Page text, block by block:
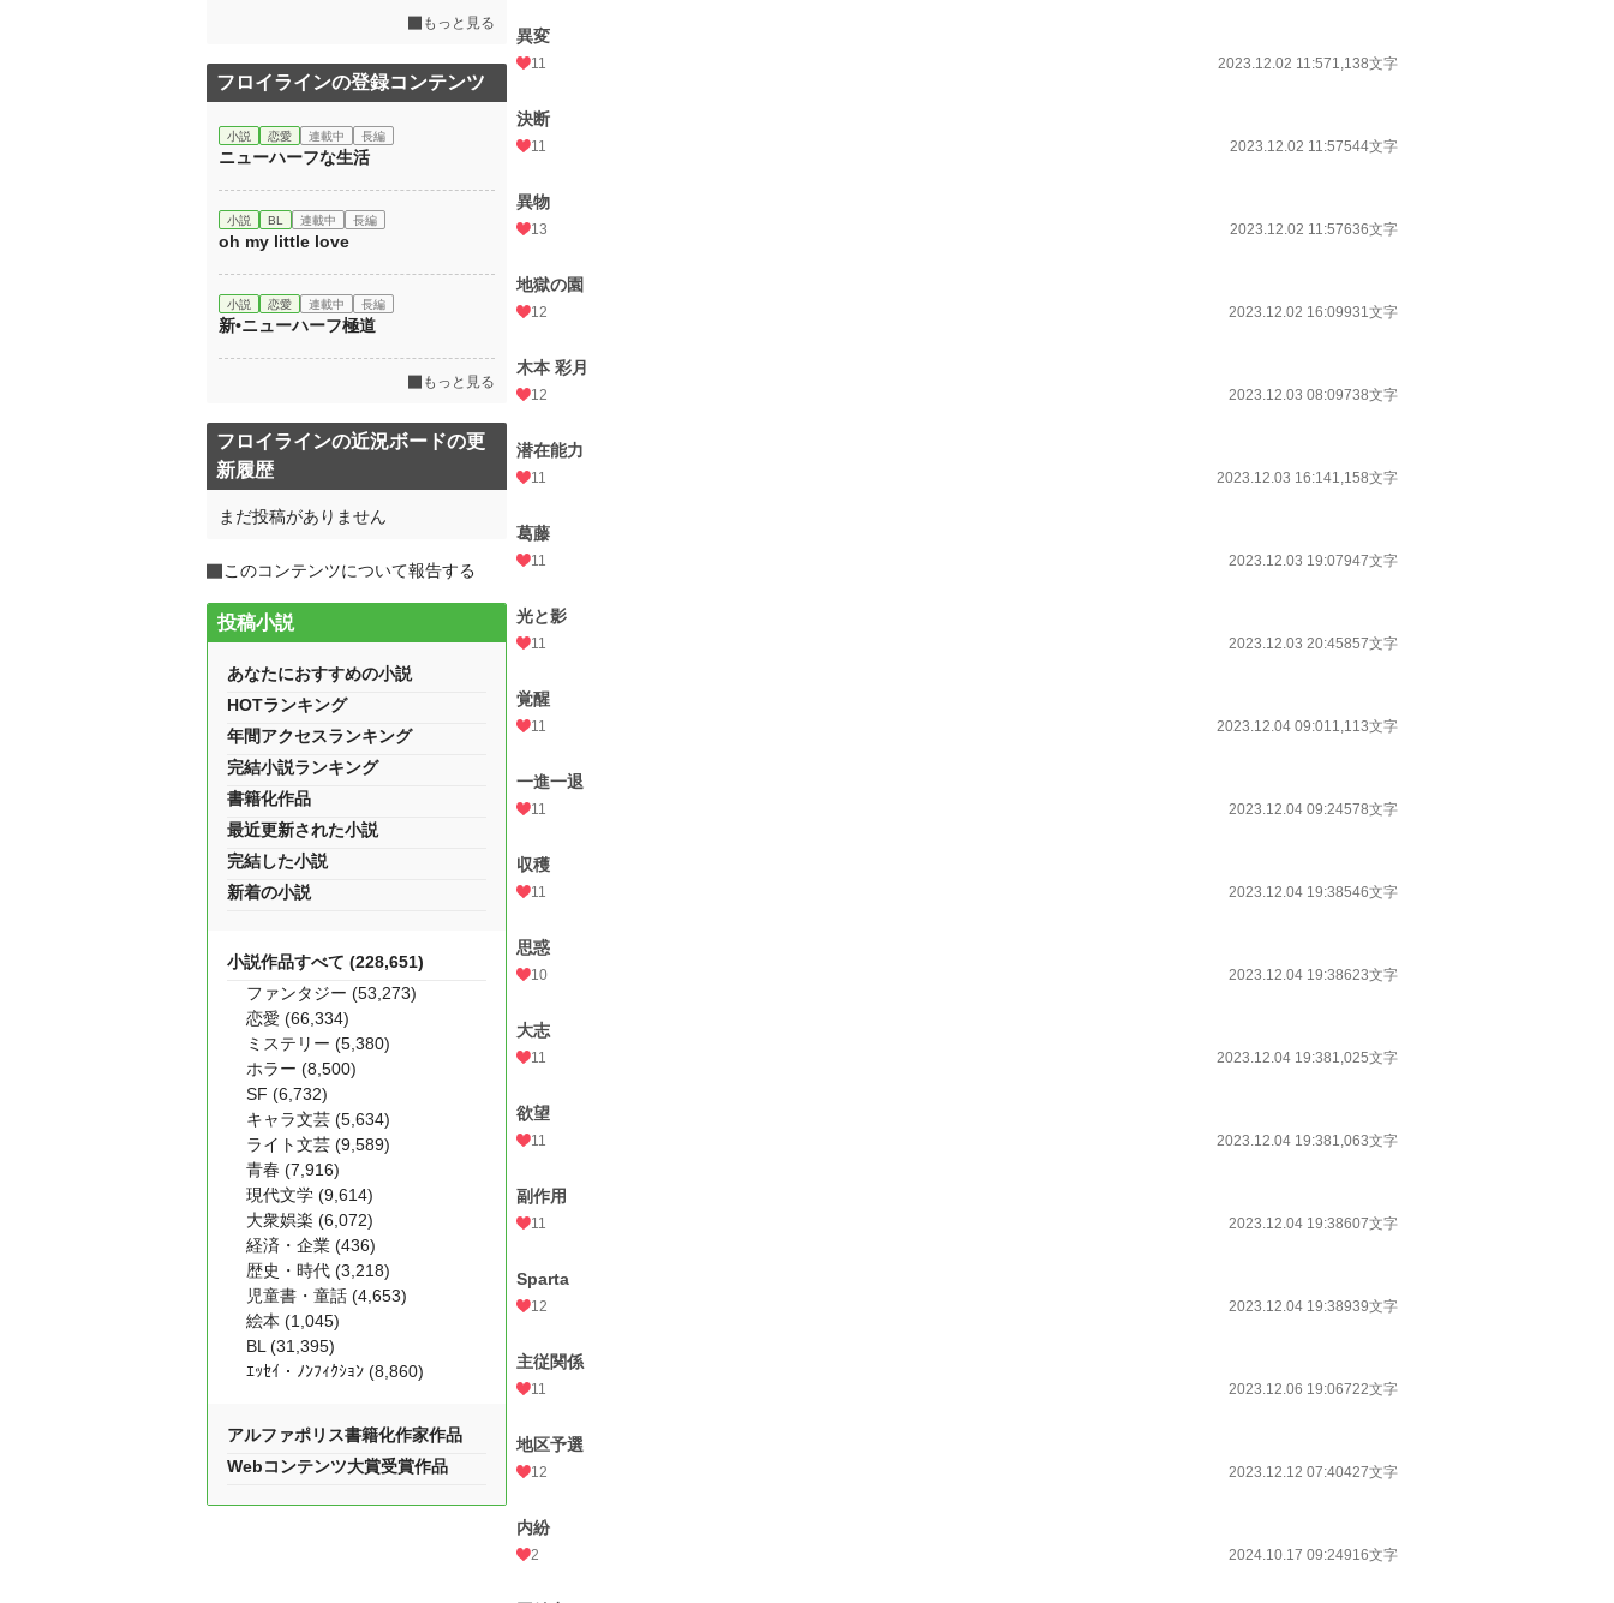
異変
11 2023.12.02 11:571,138文字
決断
11 2023.12.02 11:57544文字
異物
13 2023.12.02 11:57636文字
地獄の園
12 2023.12.02 16:09931文字
木本 彩月
12 2023.12.03 08:09738文字
潜在能力
11 2023.12.03 16:141,158文字
葛藤
11 2023.12.03 19:07947文字
光と影
11 2023.12.03 20:45857文字
覚醒
11 2023.12.04 09:011,113文字
一進一退
11 2023.12.04 09:24578文字
収穫
11 2023.12.04 19:38546文字
思惑
10 2023.12.04 19:38623文字
大志
11 2023.12.04 19:381,025文字
欲望
11 2023.12.04 19:381,063文字
副作用
11 2023.12.04 19:38607文字
Sparta
12 2023.12.04 19:38939文字
主従関係
11 2023.12.06 19:06722文字
地区予選
12 2023.12.12 07:40427文字
内紛
2 2024.10.17 09:24916文字
もっと見る
フロイラインの登録コンテンツ
小説 恋愛 連載中 長編
ニューハーフな生活
小説 BL 連載中 長編
oh my little love
小説 恋愛 連載中 長編
新•ニューハーフ極道
もっと見る
フロイラインの近況ボードの更
新履歴
まだ投稿がありません
このコンテンツについて報告する
投稿小説
あなたにおすすめの小説
HOTランキング
年間アクセスランキング
完結小説ランキング
書籍化作品
最近更新された小説
完結した小説
新着の小説
小説作品すべて (228,651)
ファンタジー (53,273)
恋愛 (66,334)
ミステリー (5,380)
ホラー (8,500)
SF (6,732)
キャラ文芸 (5,634)
ライト文芸 (9,589)
青春 (7,916)
現代文学 (9,614)
大衆娯楽 (6,072)
経済・企業 (436)
歴史・時代 (3,218)
児童書・童話 (4,653)
絵本 (1,045)
BL (31,395)
ｴｯｾｲ・ﾉﾝﾌｨｸｼｮﾝ (8,860)
アルファポリス書籍化作家作品
Webコンテンツ大賞受賞作品